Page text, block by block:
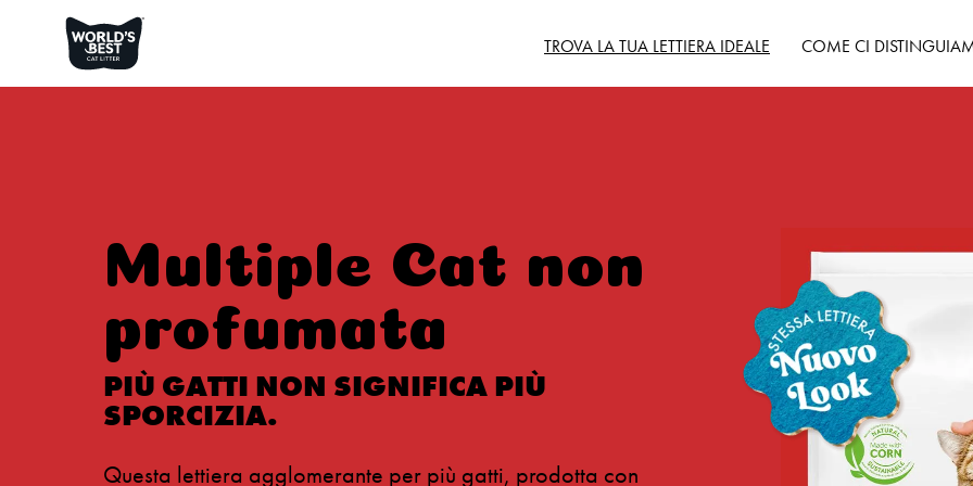
TROVA LA TUA LETTIERA IDEALE
prodotto
alla lavanda
COME CI
Multiple Cat non
profumata
PIÙ GATTI NON SIGNIFICA PIÙ
SPORCIZIA.
Questa lettiera agglomerante per più gatti, prodotta con